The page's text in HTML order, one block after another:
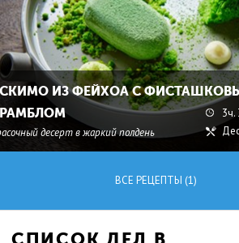
ИЗ ФЕЙХОА С
десерт в жаркий полдень
3ч.
ВСЕ РЕЦЕПТЫ (1)